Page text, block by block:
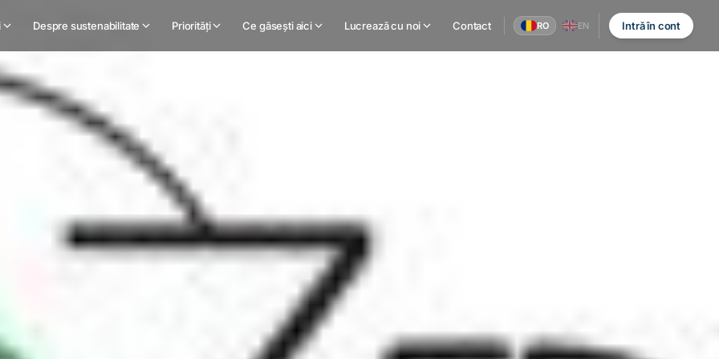
Despre sustenabilitate Priorități Ce găsești aici Lucrează cu noi Contact RO EN Intră în cont